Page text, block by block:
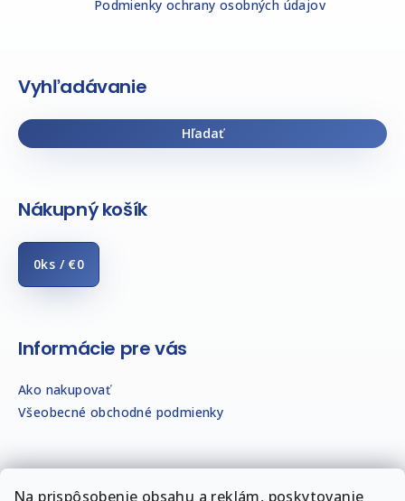
Na prispôsobenie obsahu a reklám, poskytovanie
Podmienky ochrany osobných údajov
Vyhľadávanie
Hľadať
Nákupný košík
0ks / €0
Informácie pre vás
Ako nakupovať
Všeobecné obchodné podmienky